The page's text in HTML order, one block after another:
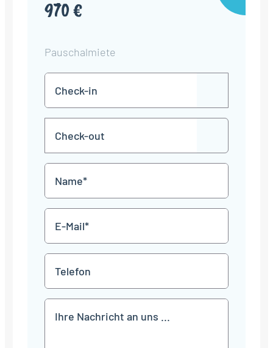
970 €
Pauschalmiete
in
TT
Punkt
MM
JJJJ
TT
Punkt
MM
JJJJ
Mail
*